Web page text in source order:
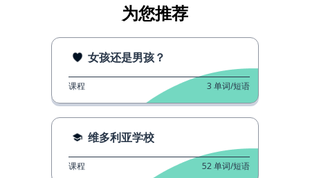
为您推荐
女孩还是男孩？
课程 3 单词/短语
维多利亚学校
课程 52单词/短语